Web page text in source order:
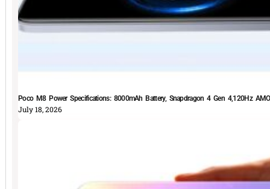
Poco M8 Power Specifications: 8000mAh Battery, Snapdragon 4 Gen 4,120Hz
July 18, 2026